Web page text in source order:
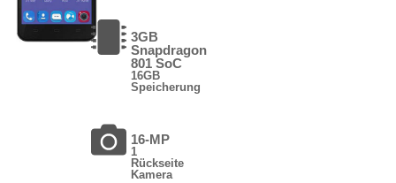
3GB
Snapdragon
801 SoC
16GB
Speicherung
16-MP
1
Rückseite
Kamera